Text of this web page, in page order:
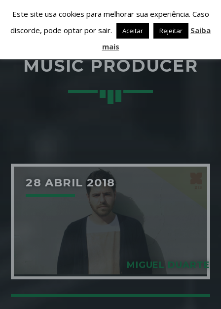
Facebook
Google+
MUSIC PRODUCER
28 ABRIL 2018
MIGUEL DUARTE
Este site usa cookies para melhorar sua experiência. Caso
discorde, pode optar por sair.
Aceitar Rejeitar
Saiba
mais